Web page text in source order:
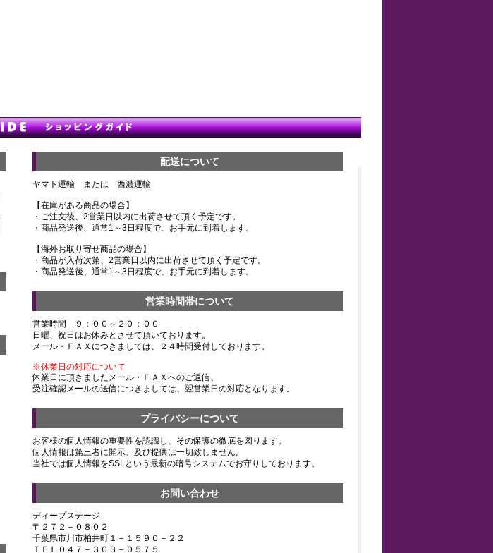
配送について
ヤマト運輸 または 西濃運輸
【在庫がある商品の場合】
・ご注文後、2営業日以内に出荷させて頂く予定です。
・商品発送後、通常1～3日程度で、お手元に到着します。
【海外お取り寄せ商品の場合】
・商品が入荷次第、2営業日以内に出荷させて頂く予定です。
・商品発送後、通常1～3日程度で、お手元に到着します。
営業時間帯について
営業時間 ９：００～２０：００
日曜、祝日はお休みとさせて頂いております。
メール・ＦＡＸにつきましては、２４時間受付しております。
※休業日の対応について
休業日に頂きましたメール・ＦＡＸへのご返信、
受注確認メールの送信につきましては、翌営業日の対応となります。
プライバシーについて
お客様の個人情報の重要性を認識し、その保護の徹底を図ります。
個人情報は第三者に開示、及び提供は一切致しません。
当社では個人情報をSSLという最新の暗号システムでお守りしております。
お問い合わせ
ディープステージ
〒２７２－０８０２
千葉県市川市柏井町１－１５９０－２２
ＴＥＬ０４７－３０３－０５７５